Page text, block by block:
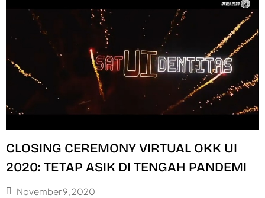
CLOSING CEREMONY VIRTUAL OKK UI
2020: TETAP ASIK DI TENGAH PANDEMI
November 9, 2020